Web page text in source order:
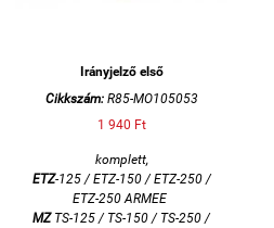
Irányjelző első
Cikkszám:R85-MO105053
1 940 Ft
komplett,
ETZ-125 / ETZ-150 / ETZ-250 /
ETZ-250 ARMEE
MZTS-125 / TS-150 / TS-250 /